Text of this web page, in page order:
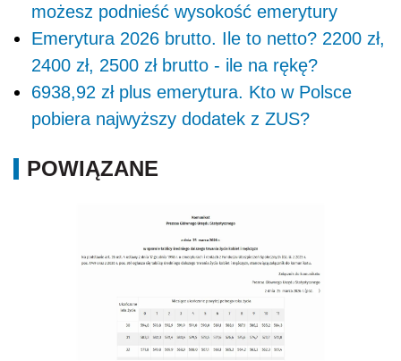
możesz podnieść wysokość emerytury
Emerytura 2026 brutto. Ile to netto? 2200 zł,
2400 zł, 2500 zł brutto - ile na rękę?
6938,92 zł plus emerytura. Kto w Polsce
pobiera najwyższy dodatek z ZUS?
POWIĄZANE